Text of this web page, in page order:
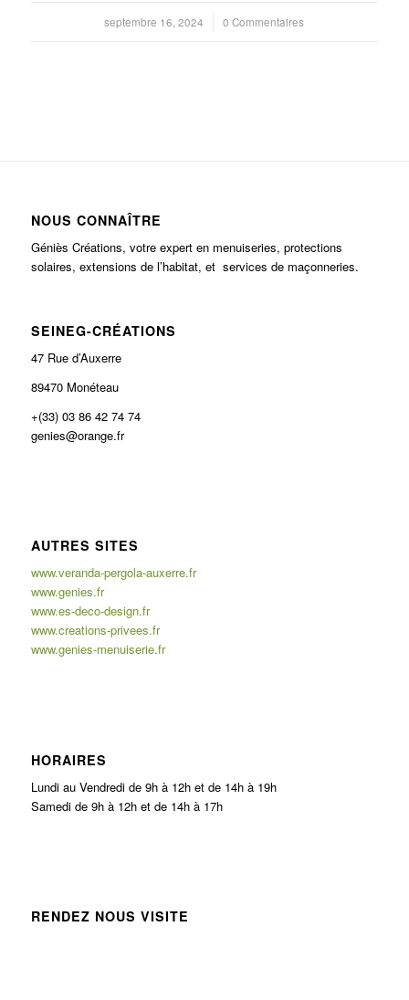
septembre 16, 2024
/ 0 Commentaires
NOUS CONNAÎTRE
Géniès Créations, votre expert en menuiseries, protections
solaires, extensions de l’habitat, et services de maçonneries.
SEINEG-CRÉATIONS
47 Rue d’Auxerre
89470 Monéteau
+(33) 03 86 42 74 74
genies@orange.fr
AUTRES SITES
www.veranda-pergola-auxerre.fr
www.genies.fr
www.es-deco-design.fr
www.creations-privees.fr
www.genies-menuiserie.fr
HORAIRES
Lundi au Vendredi de 9h à 12h et de 14h à 19h
Samedi de 9h à 12h et de 14h à 17h
RENDEZ NOUS VISITE